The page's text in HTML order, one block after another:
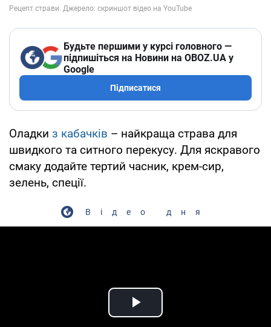
Будьте першими у курсі головного —
підпишіться на Новини на OBOZ.UA у
Google
Підписатися
Оладки з кабачків – найкраща страва для
швидкого та ситного перекусу. Для яскравого
смаку додайте тертий часник, крем-сир,
зелень, спеції.
Відео дня
Play Video